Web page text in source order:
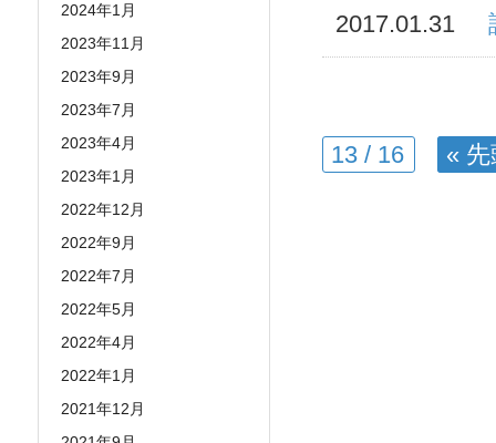
2017.01.31
13 / 16 «
2024年1月
2023年11月
2023年9月
2023年7月
2023年4月
2023年1月
2022年12月
2022年9月
2022年7月
2022年5月
2022年4月
2022年1月
2021年12月